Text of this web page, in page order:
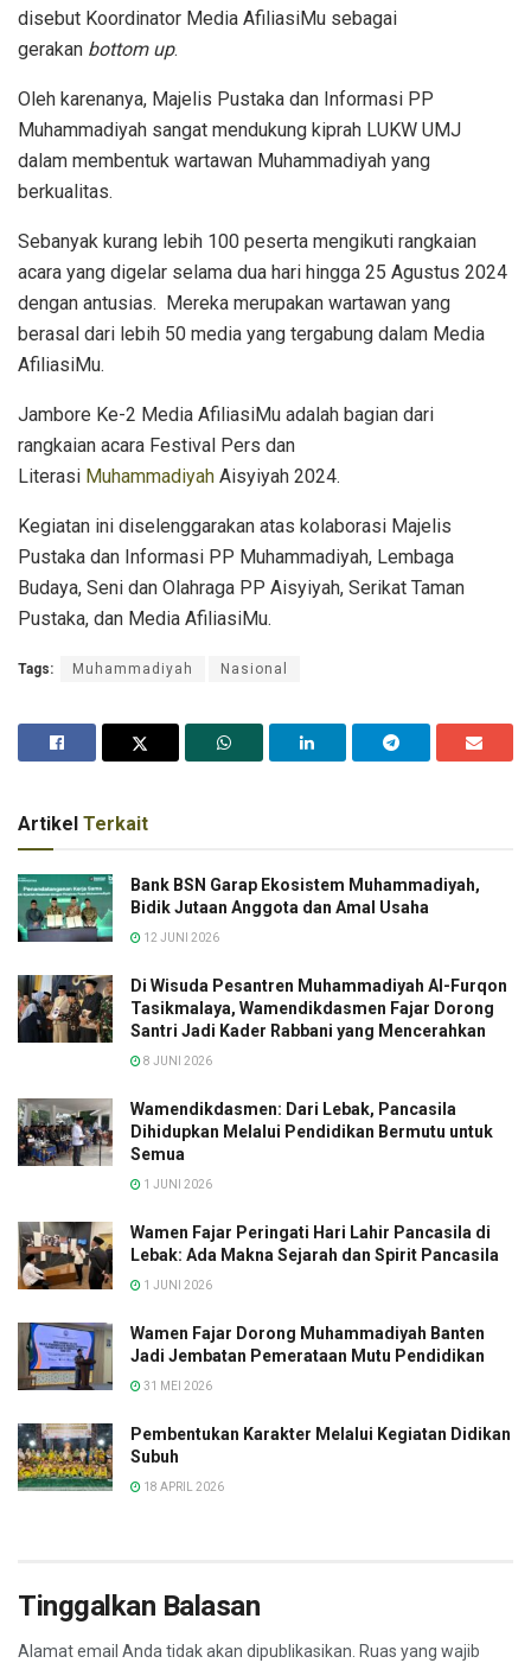
disebut Koordinator Media AfiliasiMu sebagai
gerakan bottom up.
Oleh karenanya, Majelis Pustaka dan Informasi PP
Muhammadiyah sangat mendukung kiprah LUKW UMJ
dalam membentuk wartawan Muhammadiyah yang
berkualitas.
Sebanyak kurang lebih 100 peserta mengikuti rangkaian
acara yang digelar selama dua hari hingga 25 Agustus 2024
dengan antusias. Mereka merupakan wartawan yang
berasal dari lebih 50 media yang tergabung dalam Media
AfiliasiMu.
Jambore Ke-2 Media AfiliasiMu adalah bagian dari
rangkaian acara Festival Pers dan
Literasi Muhammadiyah Aisyiyah 2024.
Kegiatan ini diselenggarakan atas kolaborasi Majelis
Pustaka dan Informasi PP Muhammadiyah, Lembaga
Budaya, Seni dan Olahraga PP Aisyiyah, Serikat Taman
Pustaka, dan Media AfiliasiMu.
Tags: Muhammadiyah Nasional
Artikel Terkait
Bank BSN Garap Ekosistem Muhammadiyah,
Bidik Jutaan Anggota dan Amal Usaha
12 JUNI 2026
Di Wisuda Pesantren Muhammadiyah Al-Furqon
Tasikmalaya, Wamendikdasmen Fajar Dorong
Santri Jadi Kader Rabbani yang Mencerahkan
8 JUNI 2026
Wamendikdasmen: Dari Lebak, Pancasila
Dihidupkan Melalui Pendidikan Bermutu untuk
Semua
1 JUNI 2026
Wamen Fajar Peringati Hari Lahir Pancasila di
Lebak: Ada Makna Sejarah dan Spirit Pancasila
1 JUNI 2026
Wamen Fajar Dorong Muhammadiyah Banten
Jadi Jembatan Pemerataan Mutu Pendidikan
31 MEI 2026
Pembentukan Karakter Melalui Kegiatan Didikan
Subuh
18 APRIL 2026
Tinggalkan Balasan
Alamat email Anda tidak akan dipublikasikan. Ruas yang wajib